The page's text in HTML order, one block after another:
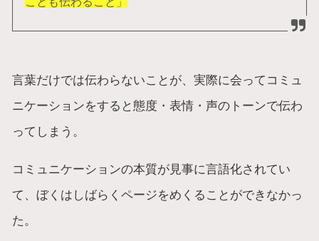
言葉だけでは伝わらないことが、実際に会ってコミュ
ニケーションをすると態度・表情・声のトーンで伝わ
ってしまう。
コミュニケーションの本質が見事に言語化されてい
て、ぼくはしばらくページをめくることができなかっ
た。